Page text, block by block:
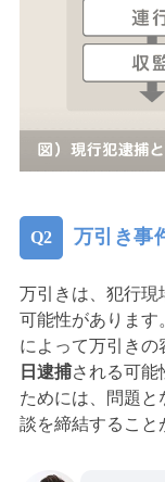
万引き事
万引きは、犯行現
可能性があります
によって万引きの
日逮捕される可能
ためには、問題
談を締結すること